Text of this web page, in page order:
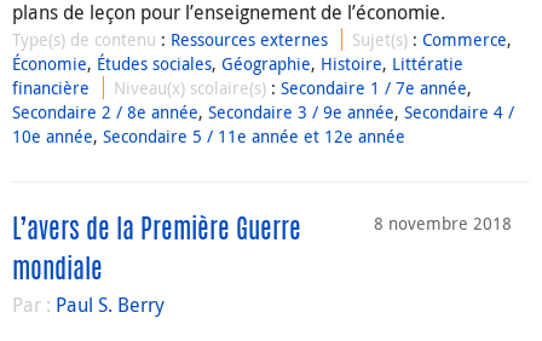
plans de leçon pour l’enseignement de l’économie.
Type(s) de contenu : Ressources externes Sujet(s) :Commerce,
Économie, Études sociales, Géographie, Histoire, Littératie
financière
Niveau(x) scolaire(s) :Secondaire 1 / 7e année,
Secondaire 2 / 8e année, Secondaire 3 / 9e année, Secondaire 4 /
10e année, Secondaire 5 / 11e année et 12e année
8 novembre 2018
L’avers de la Première Guerre
mondiale
Par : Paul S. Berry